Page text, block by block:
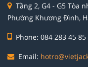
Tầng 2, G4 - G5 Tòa
Phường Khương Đình,
Phone: 084 283 45 85
Email: